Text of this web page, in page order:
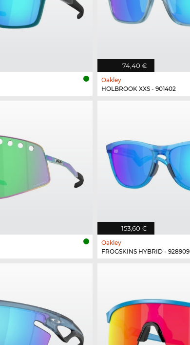
74,40 €
Oakley
HOLBROOK XXS - 901402
153,60 €
Oakley
FROGSKINS HYBRID - 928909